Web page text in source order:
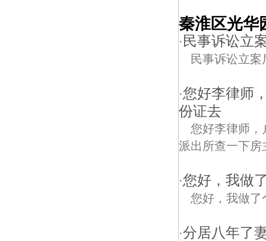
秦淮区光华
· 民事诉讼立
民事诉讼立
·您好李律师
份证去
您好李律师，
派出所查一下房
·您好，我做
您好，我做了
·分居八年了